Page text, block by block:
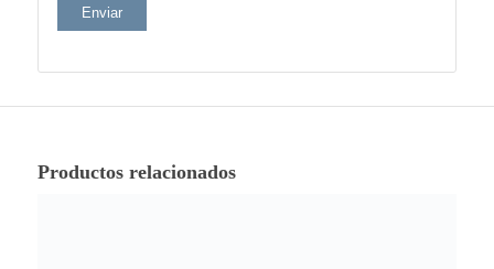
Productos relacionados